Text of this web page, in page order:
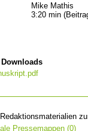
Mike Mathis
3:20 min
Pressemappen (0)